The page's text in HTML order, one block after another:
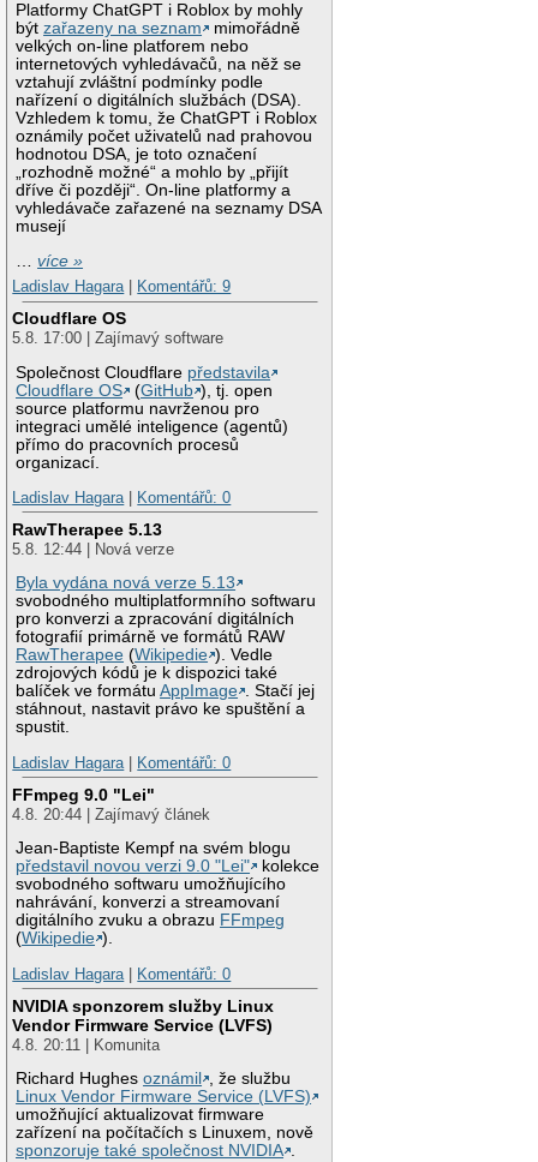
Platformy ChatGPT i Roblox by mohly
býtzařazeny na seznam
mimořádně
velkých on-line platforem nebo
internetových vyhledávačů, na něž se
vztahují zvláštní podmínky podle
nařízení o digitálních službách (DSA).
Vzhledem k tomu, že ChatGPT i Roblox
oznámily počet uživatelů nad prahovou
hodnotou DSA, je toto označení
„rozhodně možné“ a mohlo by „přijít
dříve či později“. On-line platformy a
vyhledávače zařazené na seznamy DSA
musejí
…více »
Ladislav Hagara| Komentářů: 9
Cloudflare OS
5.8. 17:00 | Zajímavý software
Společnost Cloudflare představila
Cloudflare OS
(GitHub ), tj. open
source platformu navrženou pro
integraci umělé inteligence (agentů)
přímo do pracovních procesů
organizací.
Ladislav Hagara| Komentářů: 0
RawTherapee 5.13
5.8. 12:44 | Nová verze
Byla vydána nová verze 5.13
svobodného multiplatformního softwaru
pro konverzi a zpracování digitálních
fotografií primárně ve formátů RAW
RawTherapee (Wikipedie ). Vedle
zdrojových kódů je k dispozici také
balíček ve formátuAppImage . Stačí jej
stáhnout, nastavit právo ke spuštění a
spustit.
Ladislav Hagara| Komentářů: 0
FFmpeg 9.0 "Lei"
4.8. 20:44 | Zajímavý článek
Jean-Baptiste Kempf na svém blogu
představil novou verzi 9.0 "Lei"
kolekce
svobodného softwaru umožňujícího
nahrávání, konverzi a streamovaní
digitálního zvuku a obrazu FFmpeg
(Wikipedie ).
Ladislav Hagara| Komentářů: 0
NVIDIA sponzorem služby Linux
Vendor Firmware Service (LVFS)
4.8. 20:11 | Komunita
Richard Hughesoznámil
, že službu
Linux Vendor Firmware Service (LVFS)
umožňující aktualizovat firmware
zařízení na počítačích s Linuxem, nově
sponzoruje také společnost NVIDIA .